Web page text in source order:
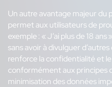
Un autre avantage majeur du
permet aux utilisateurs de
exemple : « J’ai plus de 18
sans avoir à divulguer
renforce la confidentialité et
conformément aux principes
minimisation des données